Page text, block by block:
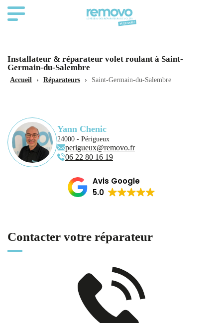
Installateur & réparateur volet roulant à Saint-
Germain-du-Salembre
Accueil › Réparateurs › Saint-Germain-du-Salembre
Yann Chenic
24000 - Périgueux
perigueux@removo.fr
06 22 80 16 19
Avis Google
5.0
Contacter votre réparateur